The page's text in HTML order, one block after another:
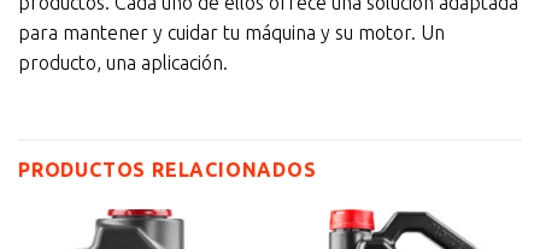
para mantener y cuidar tu máquina y su motor. Un
producto, una aplicación.
PRODUCTOS RELACIONADOS